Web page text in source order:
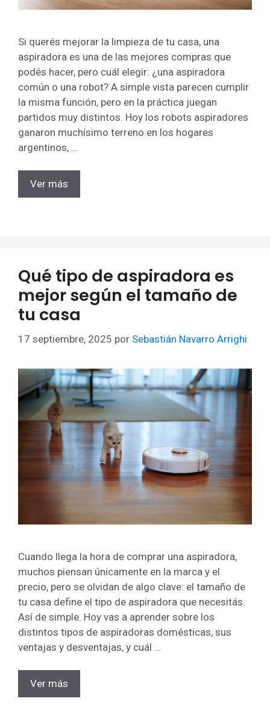
Si querés mejorar la limpieza de tu casa, una
aspiradora es una de las mejores compras que
podés hacer, pero cuál elegir: ¿una aspiradora
común o una robot? A simple vista parecen cumplir
la misma función, pero en la práctica juegan
partidos muy distintos. Hoy los robots aspiradores
ganaron muchísimo terreno en los hogares
argentinos, …
Ver más
Qué tipo de aspiradora es
mejor según el tamaño de
tu casa
17 septiembre, 2025 por Sebastián Navarro Arrighi
Cuando llega la hora de comprar una aspiradora,
muchos piensan únicamente en la marca y el
precio, pero se olvidan de algo clave: el tamaño de
tu casa define el tipo de aspiradora que necesitás.
Así de simple. Hoy vas a aprender sobre los
distintos tipos de aspiradoras domésticas, sus
ventajas y desventajas, y cuál …
Ver más